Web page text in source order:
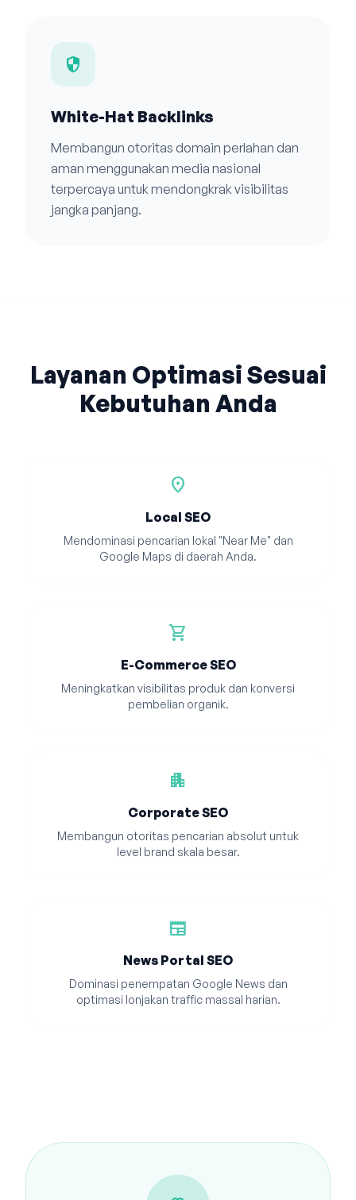
security
White-Hat Backlinks
Membangun otoritas domain perlahan dan
aman menggunakan media nasional
terpercaya untuk mendongkrak visibilitas
jangka panjang.
Layanan Optimasi Sesuai
Kebutuhan Anda
location_on
Local SEO
Mendominasi pencarian lokal "Near Me" dan
Google Maps di daerah Anda.
shopping_cart
E-Commerce SEO
Meningkatkan visibilitas produk dan konversi
pembelian organik.
apartment
Corporate SEO
Membangun otoritas pencarian absolut untuk
level brand skala besar.
newspaper
News Portal SEO
Dominasi penempatan Google News dan
optimasi lonjakan traffic massal harian.